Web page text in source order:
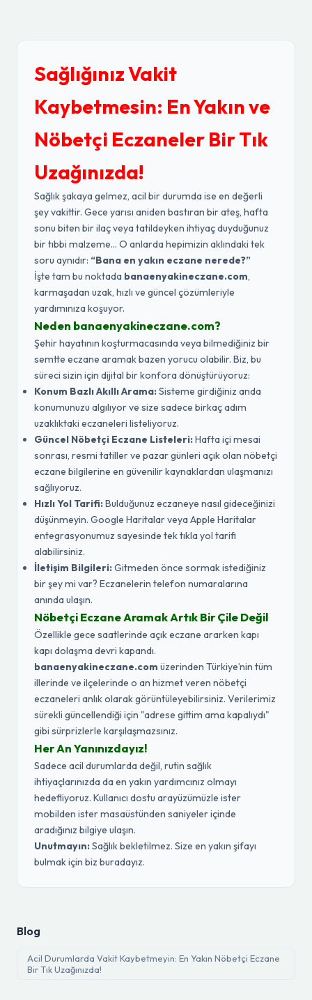
Sağlığınız Vakit
Kaybetmesin: En Yakın ve
Nöbetçi Eczaneler Bir Tık
Uzağınızda!
Sağlık şakaya gelmez, acil bir durumda ise en değerli
şey vakittir. Gece yarısı aniden bastıran bir ateş, hafta
sonu biten bir ilaç veya tatildeyken ihtiyaç duyduğunuz
bir tıbbi malzeme... O anlarda hepimizin aklındaki tek
soru aynıdır: “Bana en yakın eczane nerede?”
İşte tam bu noktada banaenyakineczane.com,
karmaşadan uzak, hızlı ve güncel çözümleriyle
yardımınıza koşuyor.
Neden banaenyakineczane.com?
Şehir hayatının koşturmacasında veya bilmediğiniz bir
semtte eczane aramak bazen yorucu olabilir. Biz, bu
süreci sizin için dijital bir konfora dönüştürüyoruz:
Konum Bazlı Akıllı Arama:Sisteme girdiğiniz anda
konumunuzu algılıyor ve size sadece birkaç adım
uzaklıktaki eczaneleri listeliyoruz.
Güncel Nöbetçi Eczane Listeleri:Hafta içi mesai
sonrası, resmi tatiller ve pazar günleri açık olan nöbetçi
eczane bilgilerine en güvenilir kaynaklardan ulaşmanızı
sağlıyoruz.
Hızlı Yol Tarifi:Bulduğunuz eczaneye nasıl gideceğinizi
düşünmeyin. Google Haritalar veya Apple Haritalar
entegrasyonumuz sayesinde tek tıkla yol tarifi
alabilirsiniz.
İletişim Bilgileri:Gitmeden önce sormak istediğiniz
bir şey mi var? Eczanelerin telefon numaralarına
anında ulaşın.
Nöbetçi Eczane Aramak Artık Bir Çile Değil
Özellikle gece saatlerinde açık eczane ararken kapı
kapı dolaşma devri kapandı.
banaenyakineczane.com üzerinden Türkiye’nin tüm
illerinde ve ilçelerinde o an hizmet veren nöbetçi
eczaneleri anlık olarak görüntüleyebilirsiniz. Verilerimiz
sürekli güncellendiği için "adrese gittim ama kapalıydı"
gibi sürprizlerle karşılaşmazsınız.
Her An Yanınızdayız!
Sadece acil durumlarda değil, rutin sağlık
ihtiyaçlarınızda da en yakın yardımcınız olmayı
hedefliyoruz. Kullanıcı dostu arayüzümüzle ister
mobilden ister masaüstünden saniyeler içinde
aradığınız bilgiye ulaşın.
Unutmayın:Sağlık bekletilmez. Size en yakın şifayı
bulmak için biz buradayız.
Blog
Acil Durumlarda Vakit Kaybetmeyin: En Yakın Nöbetçi Eczane
Bir Tık Uzağınızda!